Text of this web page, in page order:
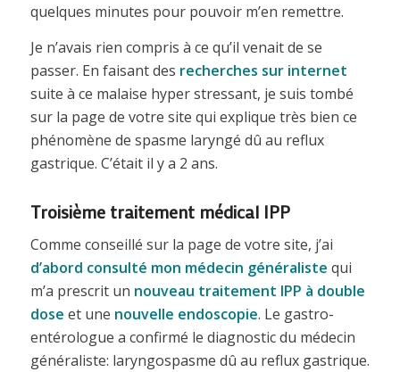
quelques minutes pour pouvoir m’en remettre.
Je n’avais rien compris à ce qu’il venait de se
passer. En faisant des recherches sur internet
suite à ce malaise hyper stressant, je suis tombé
sur la page de votre site qui explique très bien ce
phénomène de spasme laryngé dû au reflux
gastrique. C’était il y a 2 ans.
Troisième traitement médical IPP
Comme conseillé sur la page de votre site, j’ai
d’abord consulté mon médecin généraliste qui
m’a prescrit un nouveau traitement IPP à double
dose et une nouvelle endoscopie. Le gastro-
entérologue a confirmé le diagnostic du médecin
généraliste: laryngospasme dû au reflux gastrique.